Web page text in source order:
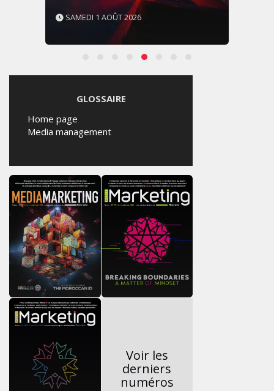
SAMEDI 1 AOÛT 2026
GLOSSAIRE
Home page
Media management
Voir les
derniers
numéros